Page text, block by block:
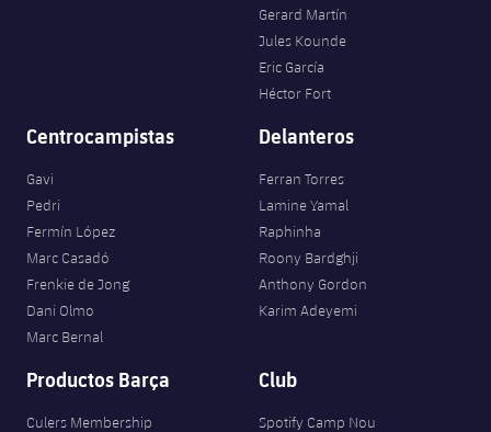
Gerard Martín
Jules Kounde
Eric García
Héctor Fort
Centrocampistas
Gavi
Pedri
Fermín López
Marc Casadó
Frenkie de Jong
Dani Olmo
Marc Bernal
Delanteros
Ferran Torres
Lamine Yamal
Raphinha
Roony Bardghji
Anthony Gordon
Karim Adeyemi
Productos Barça
Culers Membership
Club
Spotify Camp Nou